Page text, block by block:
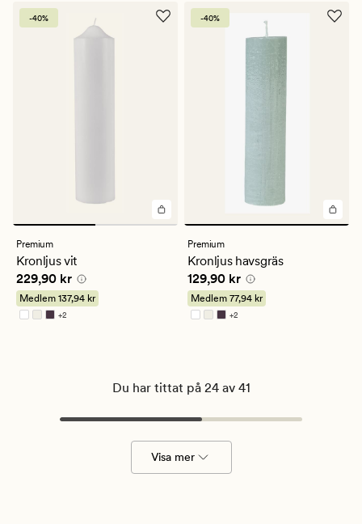
-40%
Premium
Kronljus vit
Pris 229,90 kr
229,90 kr
Medlem 137,94 kr
+2
Finns i fler färger
-40%
Premium
Kronljus havsgräs
Pris 129,90 kr
129,90 kr
Medlem 77,94 kr
+2
Finns i fler färger
Du har tittat på 24 av 41
Visa mer